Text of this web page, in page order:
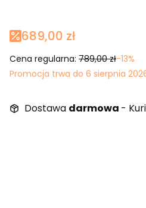
689,00 zł
Cena regularna: 789,00 zł-13%
Promocja trwa do 6 sierpnia
Dostawa darmowa -